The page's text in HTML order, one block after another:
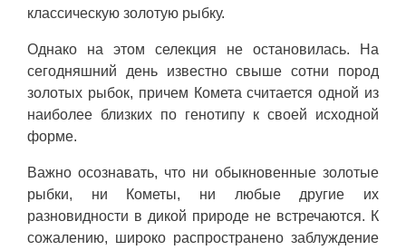
классическую золотую рыбку.
Однако на этом селекция не остановилась. На
сегодняшний день известно свыше сотни пород
золотых рыбок, причем Комета считается одной из
наиболее близких по генотипу к своей исходной
форме.
Важно осознавать, что ни обыкновенные золотые
рыбки, ни Кометы, ни любые другие их
разновидности в дикой природе не встречаются. К
сожалению, широко распространено заблуждение